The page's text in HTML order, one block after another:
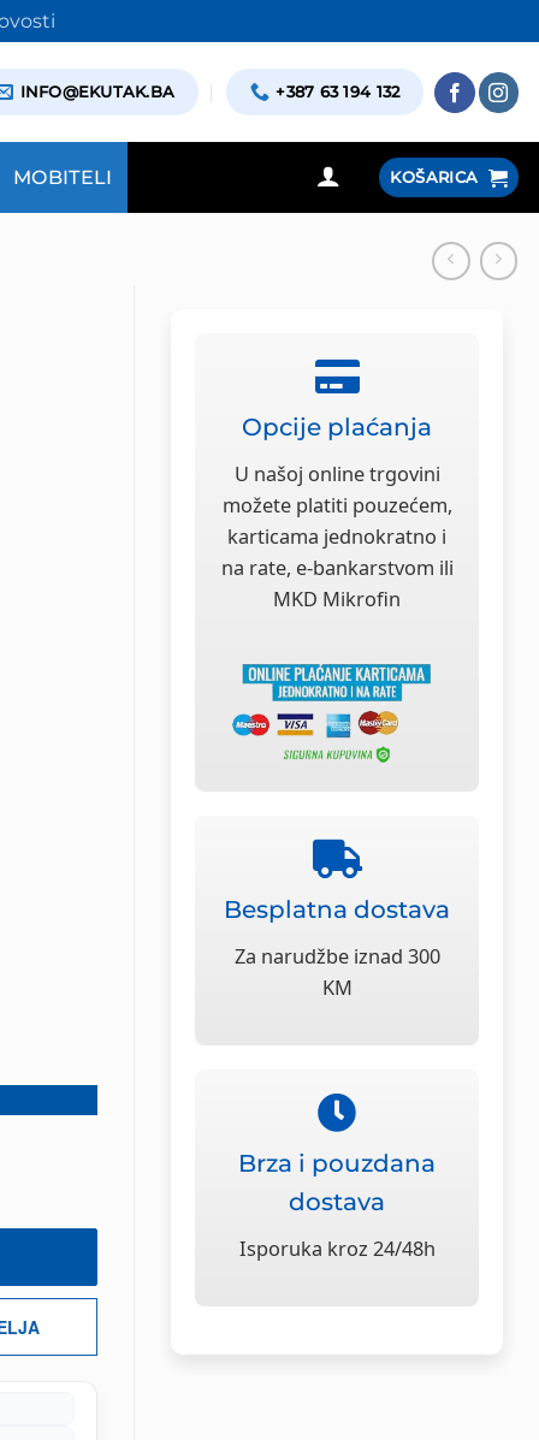
INFO@EKUTAK.BA +387 63 194 132
MOBITELI KOŠARICA
Opcije plaćanja
U našoj online trgovini
možete platiti pouzećem,
karticama jednokratno i
na rate, e-bankarstvom ili
MKD Mikrofin
Besplatna dostava
Za narudžbe iznad 300
KM
Brza i pouzdana
dostava
Isporuka kroz 24/48h